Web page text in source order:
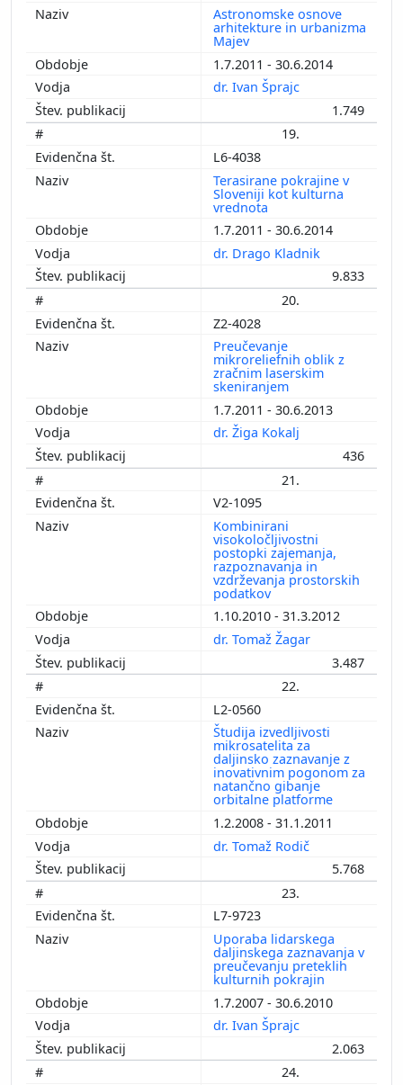
Astronomske osnove
arhitekture in urbanizma
Majev
1.7.2011 - 30.6.2014
dr. Ivan Šprajc
1.749
19.
L6-4038
Terasirane pokrajine v
Sloveniji kot kulturna
vrednota
1.7.2011 - 30.6.2014
dr. Drago Kladnik
9.833
20.
Z2-4028
Preučevanje
mikroreliefnih oblik z
zračnim laserskim
skeniranjem
1.7.2011 - 30.6.2013
dr. Žiga Kokalj
436
21.
V2-1095
Kombinirani
visokoločljivostni
postopki zajemanja,
razpoznavanja in
vzdrževanja prostorskih
podatkov
1.10.2010 - 31.3.2012
dr. Tomaž Žagar
3.487
22.
L2-0560
Študija izvedljivosti
mikrosatelita za
daljinsko zaznavanje z
inovativnim pogonom za
natančno gibanje
orbitalne platforme
1.2.2008 - 31.1.2011
dr. Tomaž Rodič
5.768
23.
L7-9723
Uporaba lidarskega
daljinskega zaznavanja v
preučevanju preteklih
kulturnih pokrajin
1.7.2007 - 30.6.2010
dr. Ivan Šprajc
2.063
24.